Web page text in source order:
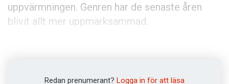
uppvärmningen. Genren har de senaste åren
blivit allt mer uppmärksammad.
climate fiction, ’klimatfiktion’, som för tankarna
Redan prenumerant? Logga in för att läsa